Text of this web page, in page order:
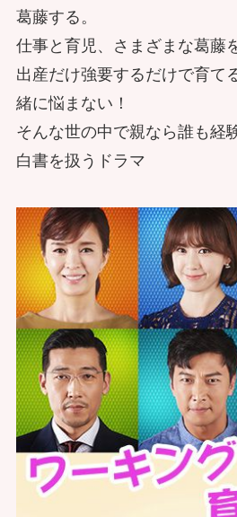
葛藤する。
仕事と育児、さまざまな葛藤
出産だけ強要するだけで育て
緒に悩まない！
そんな世の中で親なら誰も経
白書を扱うドラマ